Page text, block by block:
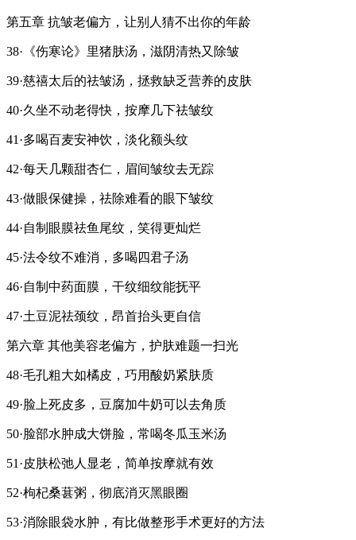
第五章 抗皱老偏方，让别人猜不出你的年龄
38·《伤寒论》里猪肤汤，滋阴清热又除皱
39·慈禧太后的祛皱汤，拯救缺乏营养的皮肤
40·久坐不动老得快，按摩几下祛皱纹
41·多喝百麦安神饮，淡化额头纹
42·每天几颗甜杏仁，眉间皱纹去无踪
43·做眼保健操，祛除难看的眼下皱纹
44·自制眼膜祛鱼尾纹，笑得更灿烂
45·法令纹不难消，多喝四君子汤
46·自制中药面膜，干纹细纹能抚平
47·土豆泥祛颈纹，昂首抬头更自信
第六章 其他美容老偏方，护肤难题一扫光
48·毛孔粗大如橘皮，巧用酸奶紧肤质
49·脸上死皮多，豆腐加牛奶可以去角质
50·脸部水肿成大饼脸，常喝冬瓜玉米汤
51·皮肤松弛人显老，简单按摩就有效
52·枸杞桑葚粥，彻底消灭黑眼圈
53·消除眼袋水肿，有比做整形手术更好的方法